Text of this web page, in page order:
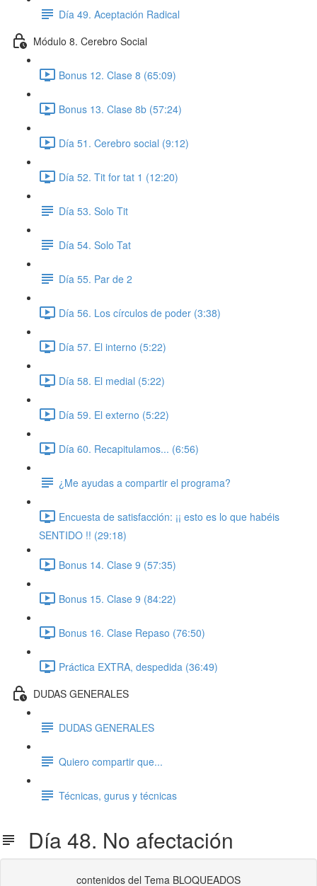
Día 49. Aceptación Radical
Módulo 8. Cerebro Social
Bonus 12. Clase 8 (65:09)
Bonus 13. Clase 8b (57:24)
Día 51. Cerebro social (9:12)
Día 52. Tit for tat 1 (12:20)
Día 53. Solo Tit
Día 54. Solo Tat
Día 55. Par de 2
Día 56. Los círculos de poder (3:38)
Día 57. El interno (5:22)
Día 58. El medial (5:22)
Día 59. El externo (5:22)
Día 60. Recapitulamos... (6:56)
¿Me ayudas a compartir el programa?
Encuesta de satisfacción: ¡¡ esto es lo que habéis
SENTIDO !! (29:18)
Bonus 14. Clase 9 (57:35)
Bonus 15. Clase 9 (84:22)
Bonus 16. Clase Repaso (76:50)
Práctica EXTRA, despedida (36:49)
DUDAS GENERALES
DUDAS GENERALES
Quiero compartir que...
Técnicas, gurus y técnicas
Día 48. No afectación
contenidos del Tema BLOQUEADOS